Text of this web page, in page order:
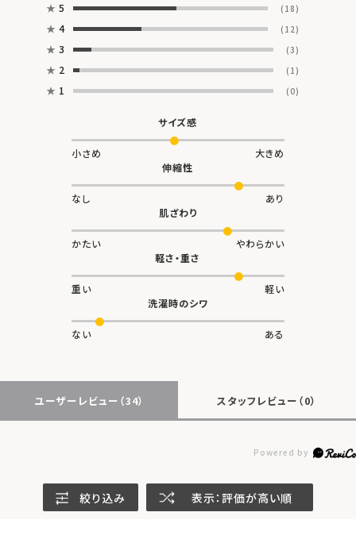
★ 5 (18)
★ 4 (12)
★ 3 (3)
★ 2 (1)
★ 1 (0)
サイズ感
小さめ
大きめ
伸縮性
なし
あり
肌ざわり
かたい
やわらかい
軽さ・重さ
重い
軽い
洗濯時のシワ
ない ある
ユーザーレビュー （34） スタッフレビュー （0）
絞り込み 表示：評価が高い順